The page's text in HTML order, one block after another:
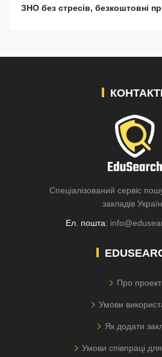
ЗНО без стресів, безкоштовні
Спеціалізований сервіс
закладів
Ел. пошта:
Про проект
Умови
Як додати
Умови співпраці